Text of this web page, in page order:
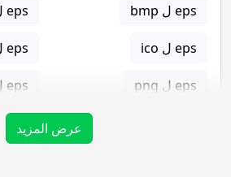
eps ل bmp eps ل gif
eps ل ico eps ل jpg
eps ل png eps ل svg
عرض المزيد